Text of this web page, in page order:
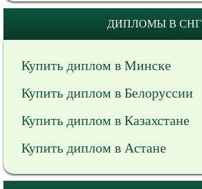
ДИПЛОМЫ В СНГ
Купить диплом в Минске
Купить диплом в Белоруссии
Купить диплом в Казахстане
Купить диплом в Астане